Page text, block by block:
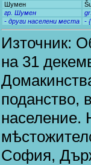
Шумен
гр. Шумен
- други населени места
-
Източник:
на 31
поданство,
население.
София,